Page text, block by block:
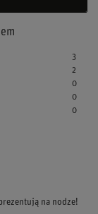
3
2
0
0
0
na nodze!